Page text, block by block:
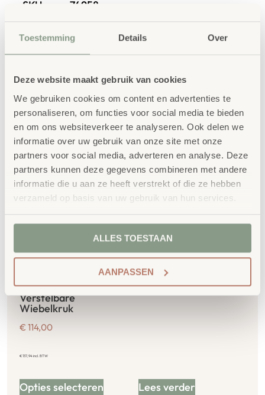
Toestemming Details Over
Deze website maakt gebruik van cookies
We gebruiken cookies om content en advertenties te
personaliseren, om functies voor social media te bieden
en om ons websiteverkeer te analyseren. Ook delen we
informatie over uw gebruik van onze site met onze
partners voor social media, adverteren en analyse. Deze
partners kunnen deze gegevens combineren met andere
informatie die u aan ze heeft verstrekt of die ze hebben
verzameld op basis van uw gebruik van hun services.
ALLES TOESTAAN
AANPASSEN
SKU 74958
Gerelateerde
producten
UPPis1 Hoogte
Verstelbare
Wiebelkruk
€ 114,00
€137,94incl. BTW
Opties selecteren
PRO A-Vorm Tafel
Lees verder